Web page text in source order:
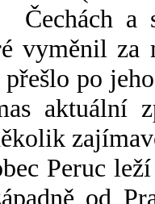
Čechách a
vyměnil za
po
aktuální
Peruc
od